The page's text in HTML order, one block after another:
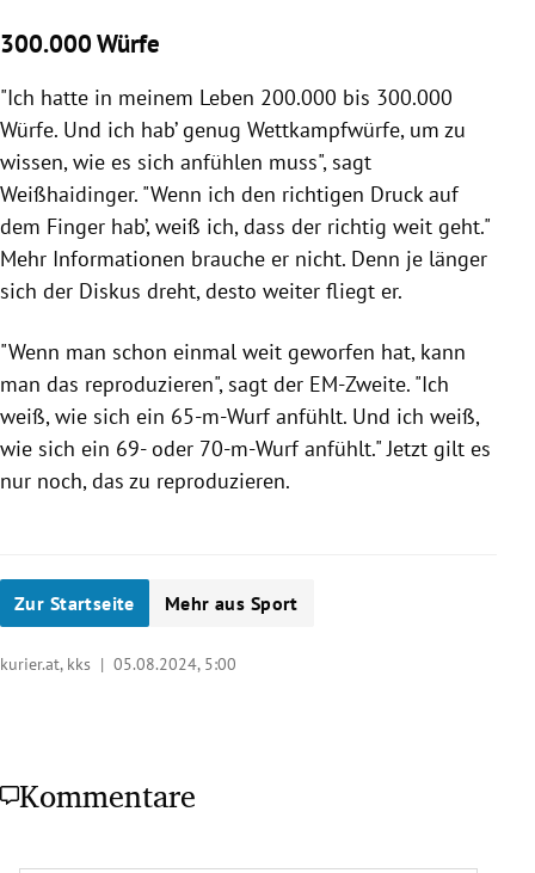
300.000 Würfe
"Ich hatte in meinem Leben 200.000 bis 300.000
Würfe. Und ich hab’ genug Wettkampfwürfe, um zu
wissen, wie es sich anfühlen muss", sagt
Weißhaidinger. "Wenn ich den richtigen Druck auf
dem Finger hab’, weiß ich, dass der richtig weit geht."
Mehr Informationen brauche er nicht. Denn je länger
sich der Diskus dreht, desto weiter fliegt er.
"Wenn man schon einmal weit geworfen hat, kann
man das reproduzieren", sagt der EM-Zweite. "Ich
weiß, wie sich ein 65-m-Wurf anfühlt. Und ich weiß,
wie sich ein 69- oder 70-m-Wurf anfühlt." Jetzt gilt es
nur noch, das zu reproduzieren.
Zur Startseite Mehr aus Sport
kurier.at, kks | 05.08.2024, 5:00
Kommentare